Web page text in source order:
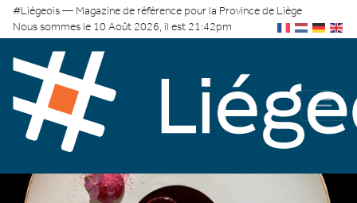
#Liégeois — Magazine de référence pour la Province de Liège
Nous sommes le 10 Août 2026, il est 21:42pm